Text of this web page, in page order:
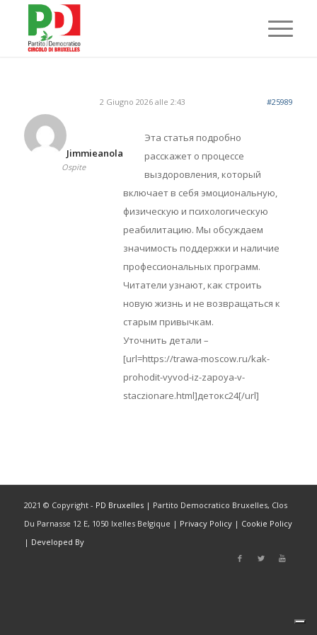
2 Giugno 2026 alle 2:43 #25989
Jimmieanola
Ospite
Эта статья подробно
расскажет о процессе
выздоровления, который
включает в себя эмоциональную,
физическую и психологическую
реабилитацию. Мы обсуждаем
значимость поддержки и наличие
профессиональных программ.
Читатели узнают, как строить
новую жизнь и не возвращаться к
старым привычкам.
Уточнить детали –
[url=https://trawa-moscow.ru/kak-
prohodit-vyvod-iz-zapoya-v-
staczionare.html]детокс24[/url]
2021 © Copyright - PD Bruxelles| Partito Democratico Bruxelles, Clos
Du Parnasse 12 E, 1050 Ixelles Belgique | Privacy Policy| Cookie Policy
| Developed By